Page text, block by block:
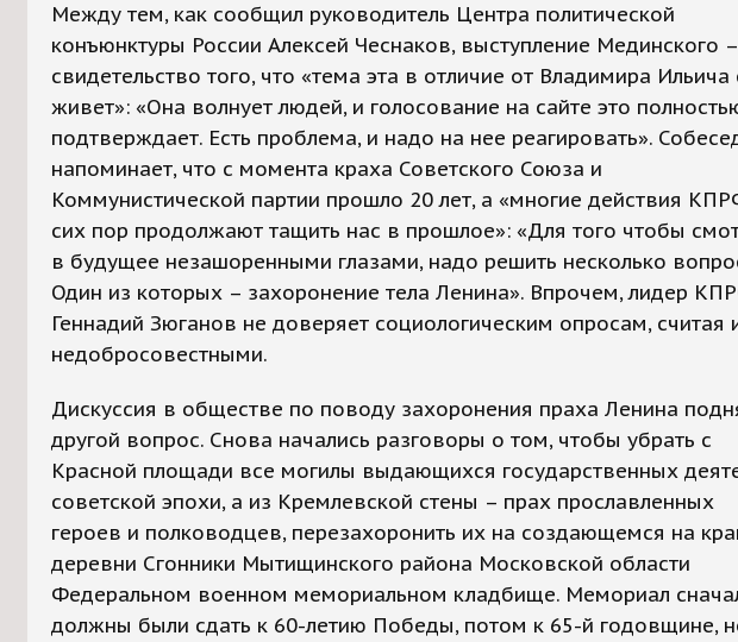
Между тем, как сообщил руководитель Центра политической
конъюнктуры России Алексей Чеснаков, выступление Мединского –
свидетельство того, что «тема эта в отличие от Владимира
живет»: «Она волнует людей, и голосование на сайте это
подтверждает. Есть проблема, и надо на нее реагировать».
напоминает, что с момента краха Советского Союза и
Коммунистической партии прошло 20 лет, а «многие действия
сих пор продолжают тащить нас в прошлое»: «Для того чтобы
в будущее незашоренными глазами, надо решить несколько
Один из которых – захоронение тела Ленина». Впрочем, лидер
Геннадий Зюганов не доверяет социологическим опросам, считая
недобросовестными.
Дискуссия в обществе по поводу захоронения праха Ленина
другой вопрос. Снова начались разговоры о том, чтобы убрать с
Красной площади все могилы выдающихся государственных
советской эпохи, а из Кремлевской стены – прах прославленных
героев и полководцев, перезахоронить их на создающемся на
деревни Сгонники Мытищинского района Московской области
Федеральном военном мемориальном кладбище. Мемориал
должны были сдать к 60-летию Победы, потом к 65-й годовщине,